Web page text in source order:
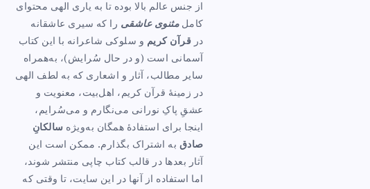
از جنس عالم بالا بوده تا به یاری الهی محتوای
کاملمثنوی عاشقی را که سیری عاشقانه
در قرآن کریم و سلوکی شاعرانه با این کتاب
آسمانی است (و در حال سُرایش)، به‌همراه
سایر مطالب، آثار و اشعاری که به لطف الهی
در زمینهٔ قرآن کریم، اهل‌بیت، معنویت و
عشقِ پاکِ نورانی می‌نگارم و می‌سُرایم،
اینجا برای استفادهٔ همگان به‌ویژه سالکانِ
صادق به اشتراک بگذارم. ممکن است این
آثار بعدها در قالب کتاب چاپی منتشر شوند،
اما استفاده از آنها در این سایت، تا وقتی که